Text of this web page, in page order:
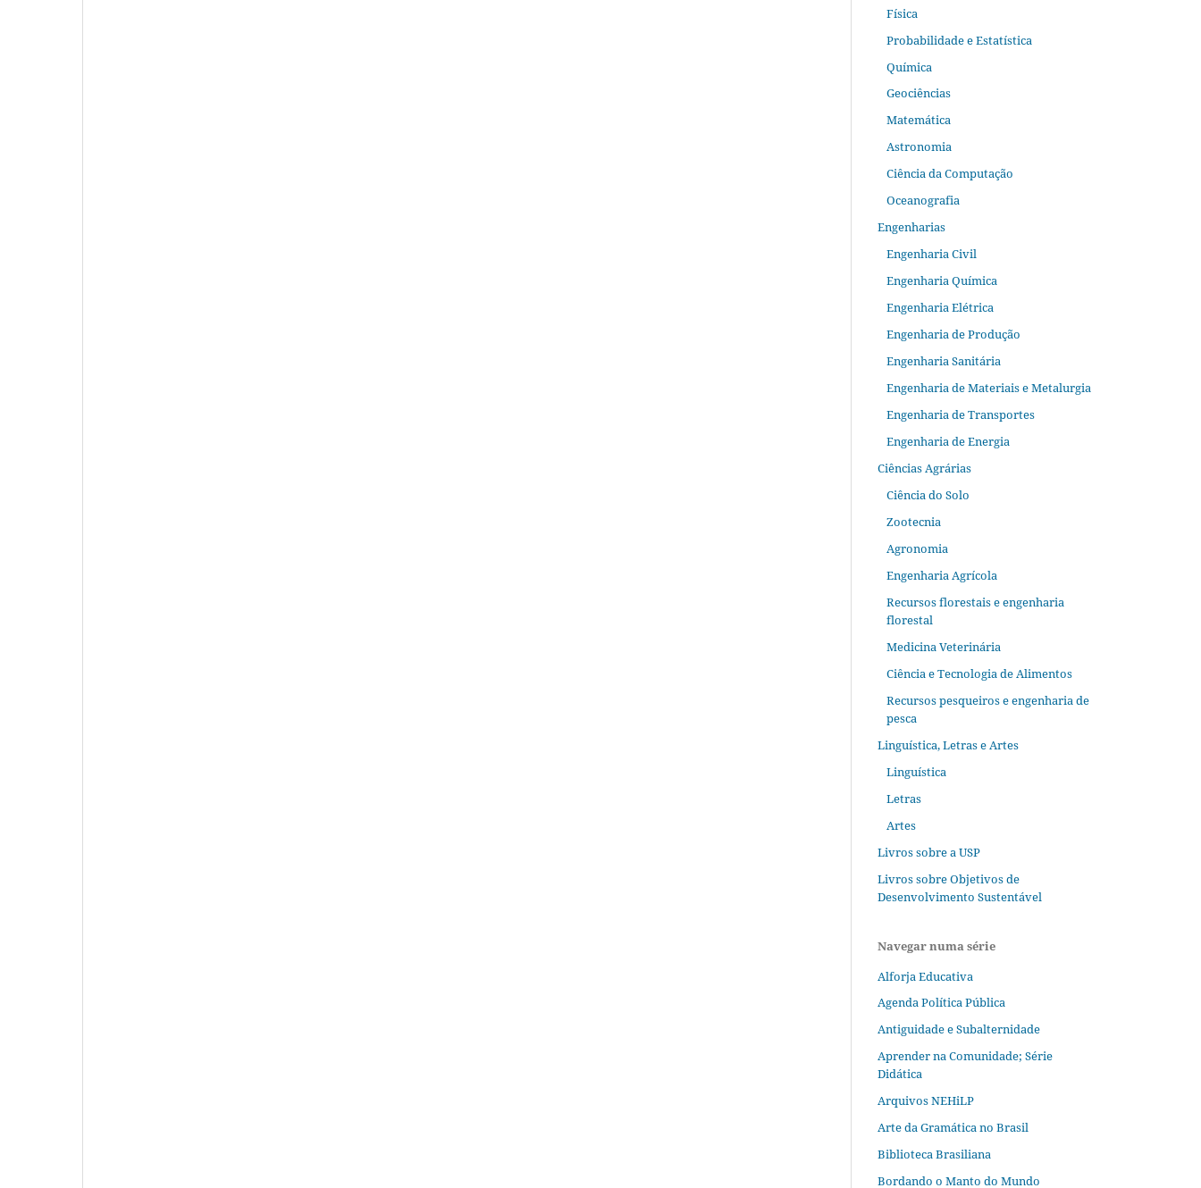
Física
Probabilidade e Estatística
Química
Geociências
Matemática
Astronomia
Ciência da Computação
Oceanografia
Engenharias
Engenharia Civil
Engenharia Química
Engenharia Elétrica
Engenharia de Produção
Engenharia Sanitária
Engenharia de Materiais e Metalurgia
Engenharia de Transportes
Engenharia de Energia
Ciências Agrárias
Ciência do Solo
Zootecnia
Agronomia
Engenharia Agrícola
Recursos florestais e engenharia
florestal
Medicina Veterinária
Ciência e Tecnologia de Alimentos
Recursos pesqueiros e engenharia de
pesca
Linguística, Letras e Artes
Linguística
Letras
Artes
Livros sobre a USP
Livros sobre Objetivos de
Desenvolvimento Sustentável
Navegar numa série
Alforja Educativa
Agenda Política Pública
Antiguidade e Subalternidade
Aprender na Comunidade; Série
Didática
Arquivos NEHiLP
Arte da Gramática no Brasil
Biblioteca Brasiliana
Bordando o Manto do Mundo